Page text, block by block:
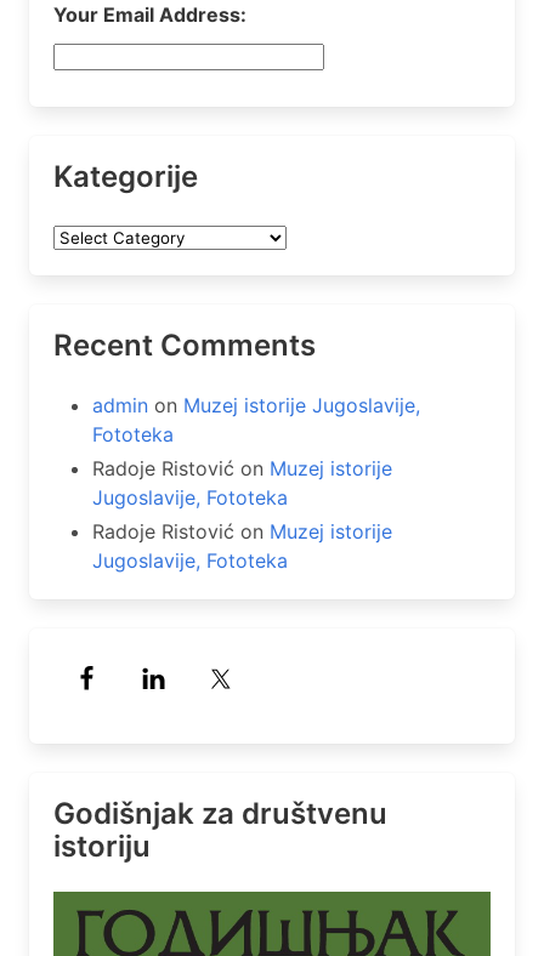
Your Email Address:
Kategorije
Kategorije
Recent Comments
admin on Muzej istorije Jugoslavije,
Fototeka
Radoje Ristović on Muzej istorije
Jugoslavije, Fototeka
Radoje Ristović on Muzej istorije
Jugoslavije, Fototeka
Godišnjak za društvenu
istoriju